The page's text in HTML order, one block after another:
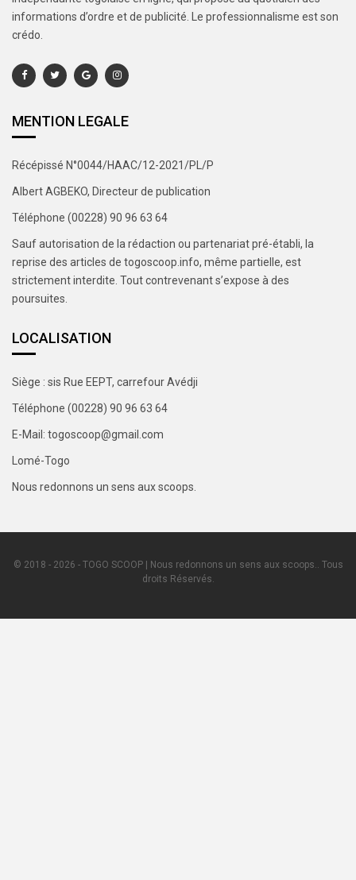
informations d’ordre et de publicité. Le professionnalisme est son
crédo.
MENTION LEGALE
Récépissé N°0044/HAAC/12-2021/PL/P
Albert AGBEKO, Directeur de publication
Téléphone (00228) 90 96 63 64
Sauf autorisation de la rédaction ou partenariat pré-établi, la
reprise des articles de togoscoop.info, même partielle, est
strictement interdite. Tout contrevenant s’expose à des
poursuites.
LOCALISATION
Siège : sis Rue EEPT, carrefour Avédji
Téléphone (00228) 90 96 63 64
E-Mail: togoscoop@gmail.com
Lomé-Togo
Nous redonnons un sens aux scoops.
© 2018 - 2026 - TOGO SCOOP | Nous redonnons un sens aux scoops.. Tous
droits Réservés.